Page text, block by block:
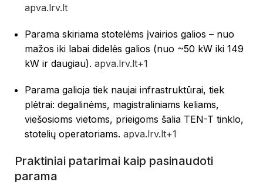
apva.lrv.lt
Parama skiriama stotelėms įvairios galios – nuo
mažos iki labai didelės galios (nuo ~50 kW iki 149
kW ir daugiau). apva.lrv.lt+1
Parama galioja tiek naujai infrastruktūrai, tiek
plėtrai: degalinėms, magistraliniams keliams,
viešosioms vietoms, prieigoms šalia TEN-T tinklo,
stotelių operatoriams. apva.lrv.lt+1
Praktiniai patarimai kaip pasinaudoti
parama